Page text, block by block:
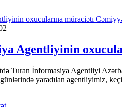
Agentliyinin
Turan İnformasiya Agentliyi
yaradılan agentliyimiz,